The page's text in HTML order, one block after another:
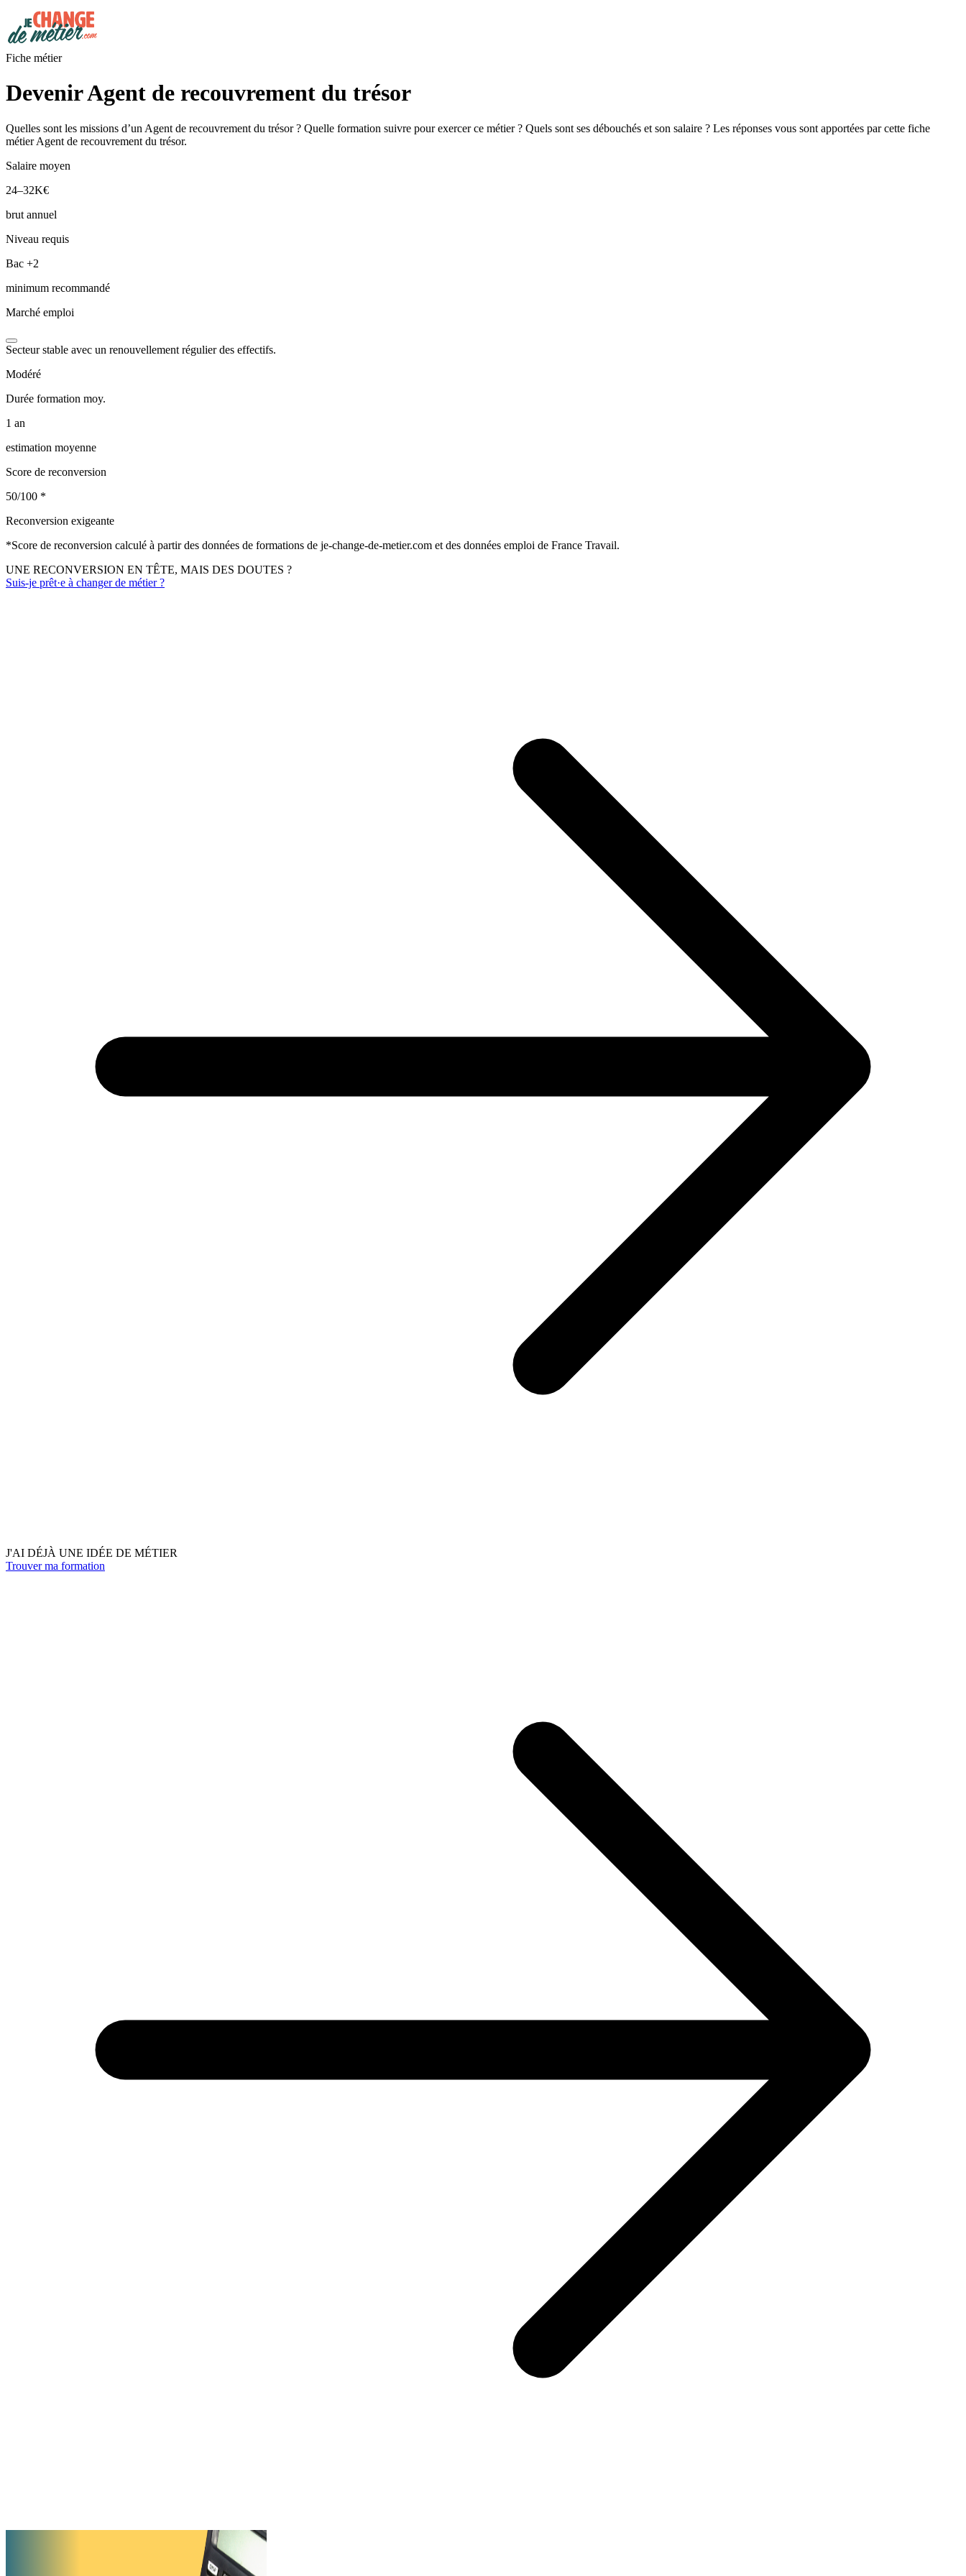
Fiche métier
Devenir Agent de recouvrement du trésor
Quelles sont les missions d’un Agent de recouvrement du trésor ? Quelle formation suivre pour exercer ce métier ? Quels sont ses débouchés et son salaire ? Les réponses vous sont apportées par cette fiche
métier Agent de recouvrement du trésor.
Salaire moyen
24–32K€
brut annuel
Niveau requis
Bac +2
minimum recommandé
Marché emploi
Secteur stable avec un renouvellement régulier des effectifs.
Modéré
Durée formation moy.
1 an
estimation moyenne
Score de reconversion
50/100 *
Reconversion exigeante
*Score de reconversion calculé à partir des données de formations de je-change-de-metier.com et des données emploi de France Travail.
UNE RECONVERSION EN TÊTE, MAIS DES DOUTES ?
Suis-je prêt·e à changer de métier ?
J'AI DÉJÀ UNE IDÉE DE MÉTIER
Trouver ma formation